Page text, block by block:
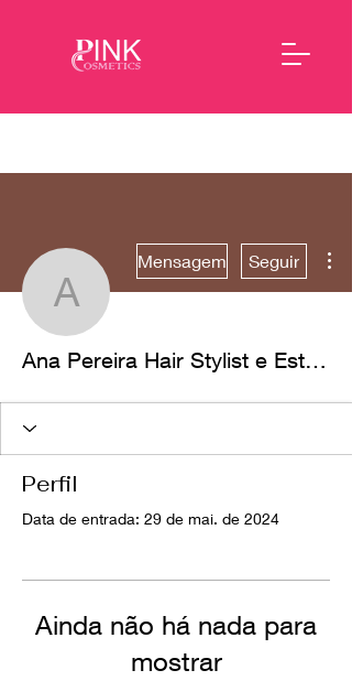
Ana Pereira
Mensagem Seguir
Perfil
Data de entrada: 29 de mai. de 2024
Ainda não há nada para
mostrar